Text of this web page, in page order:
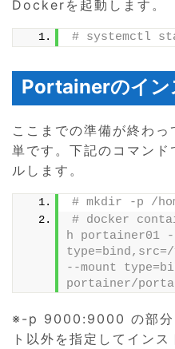
Dockerを起動します。
# systemctl
Portainerのイン
ここまでの準備が終わ
単です。下記のコマン
ルします。
# mkdir -p /
# docker
h portainer01
--mount
portainer/
※-p 9000:9000 の部分
ト以外を指定してイン